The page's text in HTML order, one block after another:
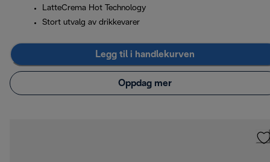
LatteCrema Hot Technology
Stort utvalg av drikkevarer
Legg til i handlekurven
Oppdag mer